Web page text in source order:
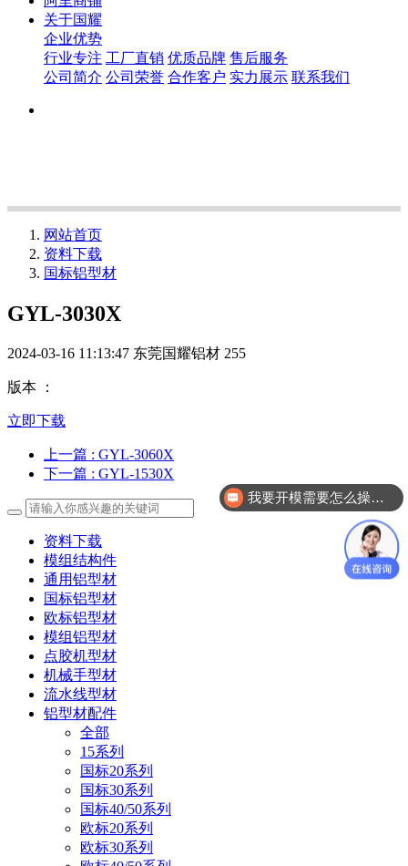
关于国耀
企业优势
行业专注 工厂直销 优质品牌 售后服务
公司简介 公司荣誉 合作客户 实力展示 联系我们
网站首页
资料下载
国标铝型材
GYL-3030X
2024-03-16 11:13:47 东莞国耀铝材 255
版本 ：
立即下载
上一篇 : GYL-3060X
下一篇 : GYL-1530X
资料下载
模组结构件
通用铝型材
国标铝型材
欧标铝型材
模组铝型材
点胶机型材
机械手型材
流水线型材
铝型材配件
全部
15系列
国标20系列
国标30系列
国标40/50系列
欧标20系列
欧标30系列
我要开模需要怎么操作？